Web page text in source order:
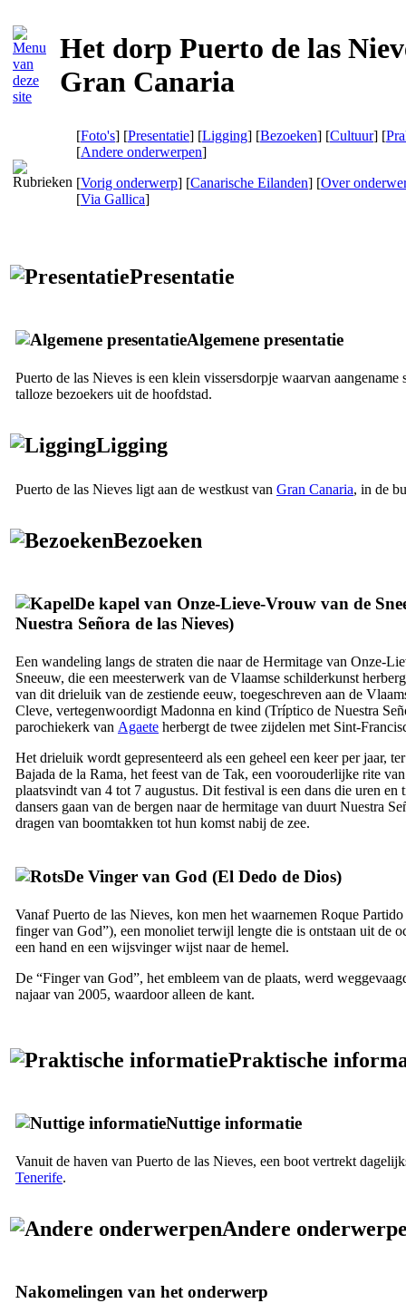
Het dorp Puerto de las
Gran Canaria
[Foto's] [Presentatie] [Ligging] [Bezoeken] [Cultuur] [
[Andere onderwerpen]
[Vorig onderwerp] [Canarische Eilanden] [Over
[Via Gallica]
Presentatie
Algemene presentatie
Puerto de las Nieves is een klein vissersdorpje waarvan
talloze bezoekers uit de hoofdstad.
Ligging
Puerto de las Nieves ligt aan de westkust van Gran Canaria, in de
Bezoeken
De kapel van Onze-Lieve-Vrouw van de
Nuestra Señora de las Nieves)
Een wandeling langs de straten die naar de Hermitage van Onze-
Sneeuw, die een meesterwerk van de Vlaamse schilderkunst
van dit drieluik van de zestiende eeuw, toegeschreven aan de
Cleve, vertegenwoordigt Madonna en kind (Tríptico de Nuestra
parochiekerk van Agaete herbergt de twee zijdelen met Sint-
Het drieluik wordt gepresenteerd als een geheel een keer per jaar,
Bajada de la Rama, het feest van de Tak, een voorouderlijke rite
plaatsvindt van 4 tot 7 augustus. Dit festival is een dans die uren en
dansers gaan van de bergen naar de hermitage van duurt Nuestra
dragen van boomtakken tot hun komst nabij de zee.
De Vinger van God (El Dedo de Dios)
VanafPuerto de las Nieves, kon men het waarnemen Roque Partido
finger van God”), een monoliet terwijl lengte die is ontstaan uit de
een hand en een wijsvinger wijst naar de hemel.
De “Finger van God”, het embleem van de plaats, werd
najaar van 2005, waardoor alleen de kant.
Praktische
Nuttige informatie
Vanuit de haven van Puerto de las Nieves, een boot vertrekt
Tenerife.
Andere
Nakomelingen van het onderwerp